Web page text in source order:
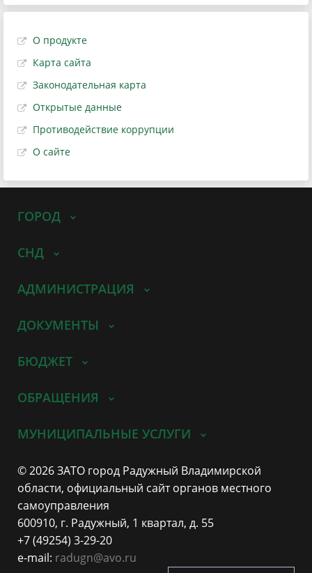
О продукте
Карта сайта
Законодательная карта
Открытые данные
Противодействие коррупции
О сайте
ГОРОД
СНД
АДМИНИСТРАЦИЯ
ДОКУМЕНТЫ
БЮДЖЕТ
ОБРАЩЕНИЯ
МУНИЦИПАЛЬНЫЕ УСЛУГИ
© 2026 ЗАТО город Радужный Владимирской
области, официальный сайт органов местного
самоуправления
600910, г. Радужный, 1 квартал, д. 55
+7 (49254) 3-29-20
e-mail: radugn@avo.ru